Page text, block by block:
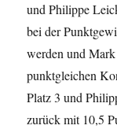
und Philippe
bei der
werden und Mark
punktgleichen
Platz 3 und
zurück mit 10,5